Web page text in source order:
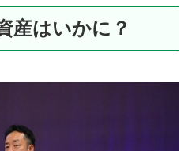
産はいかに？